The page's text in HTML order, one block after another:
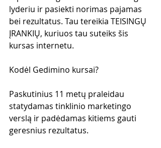
lyderiu ir pasiekti norimas pajamas
bei rezultatus. Tau tereikia TEISINGŲ
ĮRANKIŲ, kuriuos tau suteiks šis
kursas internetu.
Kodėl Gedimino kursai?
Paskutinius 11 metų praleidau
statydamas tinklinio marketingo
verslą ir padėdamas kitiems gauti
geresnius rezultatus.